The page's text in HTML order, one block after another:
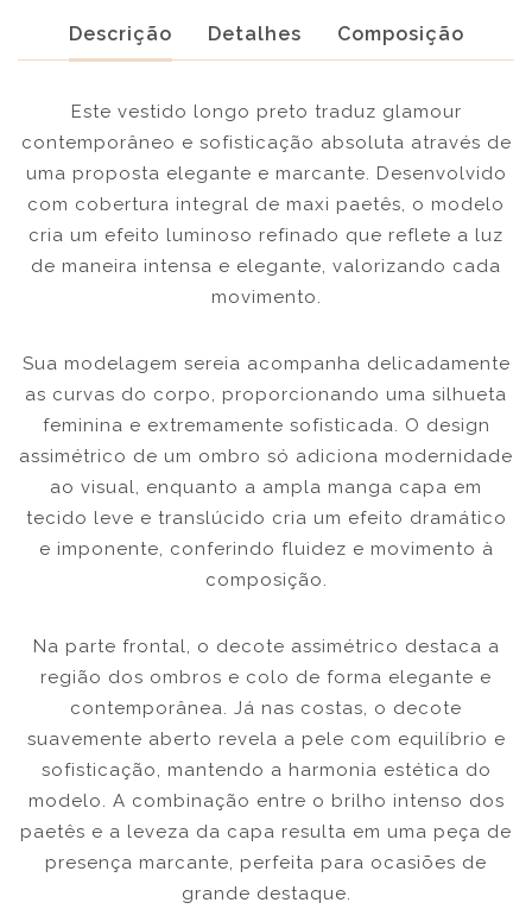
Descrição Detalhes Composição
Este vestido longo preto traduz glamour
contemporâneo e sofisticação absoluta através de
uma proposta elegante e marcante. Desenvolvido
com cobertura integral de maxi paetês, o modelo
cria um efeito luminoso refinado que reflete a luz
de maneira intensa e elegante, valorizando cada
movimento.
Sua modelagem sereia acompanha delicadamente
as curvas do corpo, proporcionando uma silhueta
feminina e extremamente sofisticada. O design
assimétrico de um ombro só adiciona modernidade
ao visual, enquanto a ampla manga capa em
tecido leve e translúcido cria um efeito dramático
e imponente, conferindo fluidez e movimento à
composição.
Na parte frontal, o decote assimétrico destaca a
região dos ombros e colo de forma elegante e
contemporânea. Já nas costas, o decote
suavemente aberto revela a pele com equilíbrio e
sofisticação, mantendo a harmonia estética do
modelo. A combinação entre o brilho intenso dos
paetês e a leveza da capa resulta em uma peça de
presença marcante, perfeita para ocasiões de
grande destaque.